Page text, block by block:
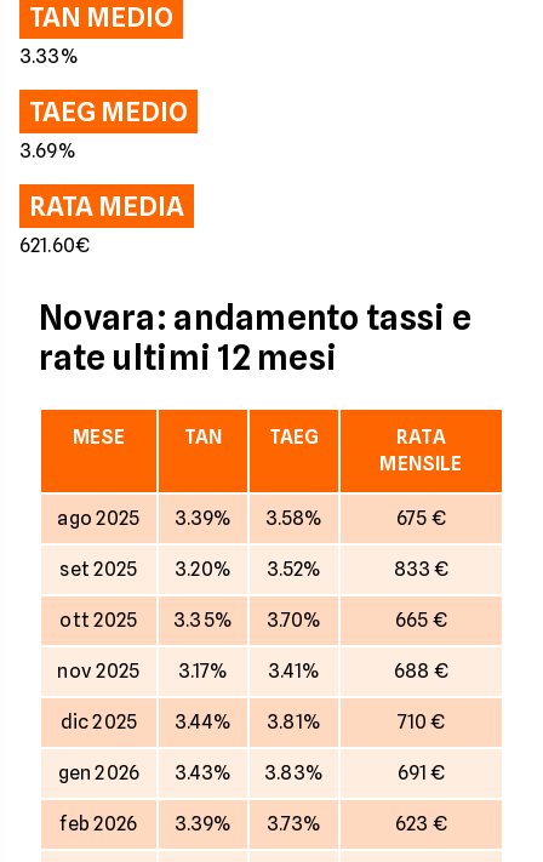
TAN MEDIO
3.33%
TAEG MEDIO
3.69%
RATA MEDIA
621.60€
Novara: andamento tassi e
rate ultimi 12 mesi
MESE TAN TAEG
RATA
MENSILE
ago 2025 3.39% 3.58% 675 €
set 2025 3.20% 3.52% 833 €
ott 2025 3.35% 3.70% 665 €
nov 2025 3.17% 3.41% 688 €
dic 2025 3.44% 3.81% 710 €
gen 2026 3.43% 3.83% 691 €
feb 2026 3.39% 3.73% 623 €